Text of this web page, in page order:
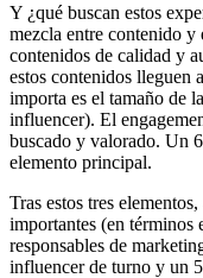
Y ¿qué buscan estos
mezcla entre contenido y
contenidos de calidad y
estos contenidos lleguen
importa es el tamaño de
influencer). El
buscado y valorado. Un
elemento principal.
Tras estos tres
importantes (en términos
responsables de
influencer de turno y un